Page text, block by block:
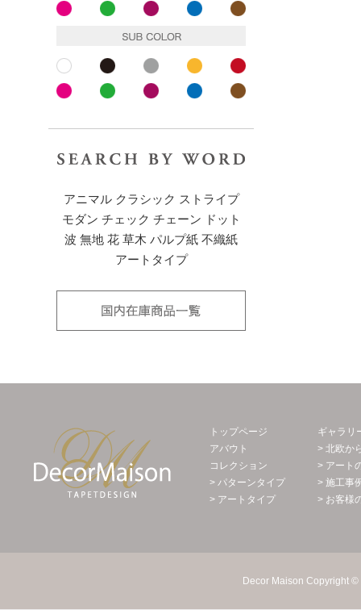
ピンク ピンク パープル ブルー
ホワイト ブラック グレー イエロー
ピンク ピンク パープル ブルー
アニマル クラシック ストライプ
モダン チェック チェーン
ドット
波 無地 花 草木 パルプ紙 不織紙
アートタイプ
Decor Maison 輸入壁紙・北欧スウェー
トップページ
アバウト
コレクション
> パターンタイプ
> アートタイプ
ギャラリ
> 北欧か
> アート
> 施工事
> お客様
Decor Maison Copyright